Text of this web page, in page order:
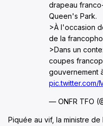
drapeau
Queen's Park.
>À l'occasion
de la
>Dans un
coupes
gouvernement
pic.twitter.com/
— ONFR TFO
Piquée au vif, la ministre